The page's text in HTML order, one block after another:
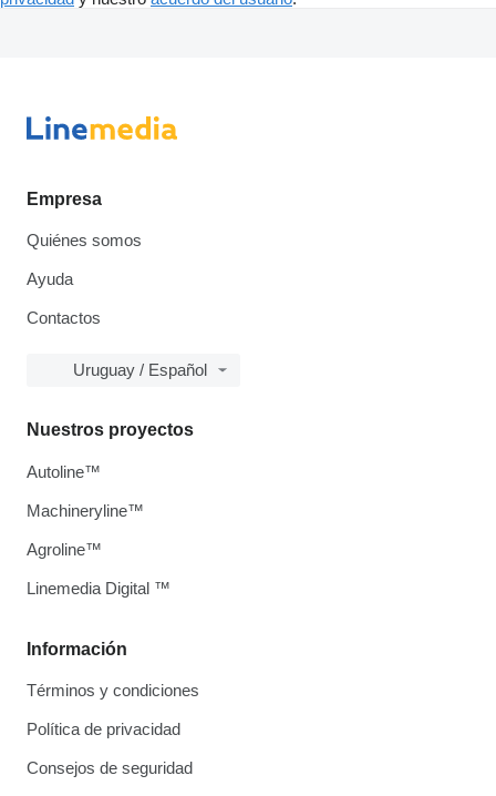
Empresa
Quiénes somos
Ayuda
Contactos
Uruguay / Español
Información
Términos y condiciones
Política de privacidad
Consejos de seguridad
Nuestros proyectos
Autoline™
Machineryline™
Agroline™
Linemedia Digital ™